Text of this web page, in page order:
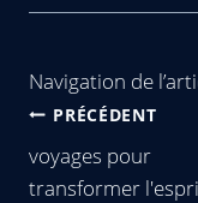
Navigation de
PRÉCÉDENT
voyages pour
transformer